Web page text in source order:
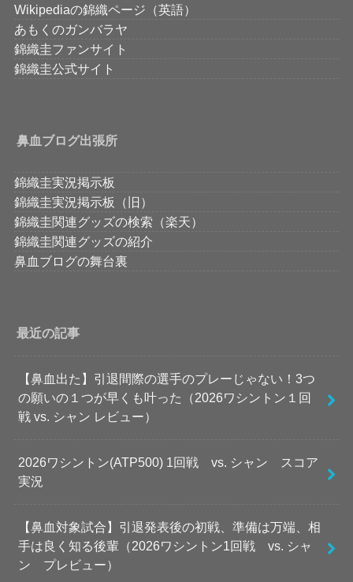
Wikipediaの錦織ページ（英語）
あもくのガンバラヤ
錦織圭ファンサイト
錦織圭公式サイト
鼻血ブログ出張所
錦織圭実況掲示板
錦織圭実況掲示板（旧）
錦織圭関連グッズの検索（楽天）
錦織圭関連グッズの紹介
鼻血ブログの舞台裏
最近の記事
【鼻血出た】引退間際の選手のプレーじゃない！3つ
の願いの１つが早くも叶った（2026ワシントン１回
戦 vs. シャン レビュー）
2026ワシントン(ATP500) 1回戦 vs. シャン スコア
実況
【鼻血対象試合】引退発表後の初戦、準備は万端、相
手は良く知る後輩（2026ワシントン1回戦 vs. シャ
ン プレビュー）